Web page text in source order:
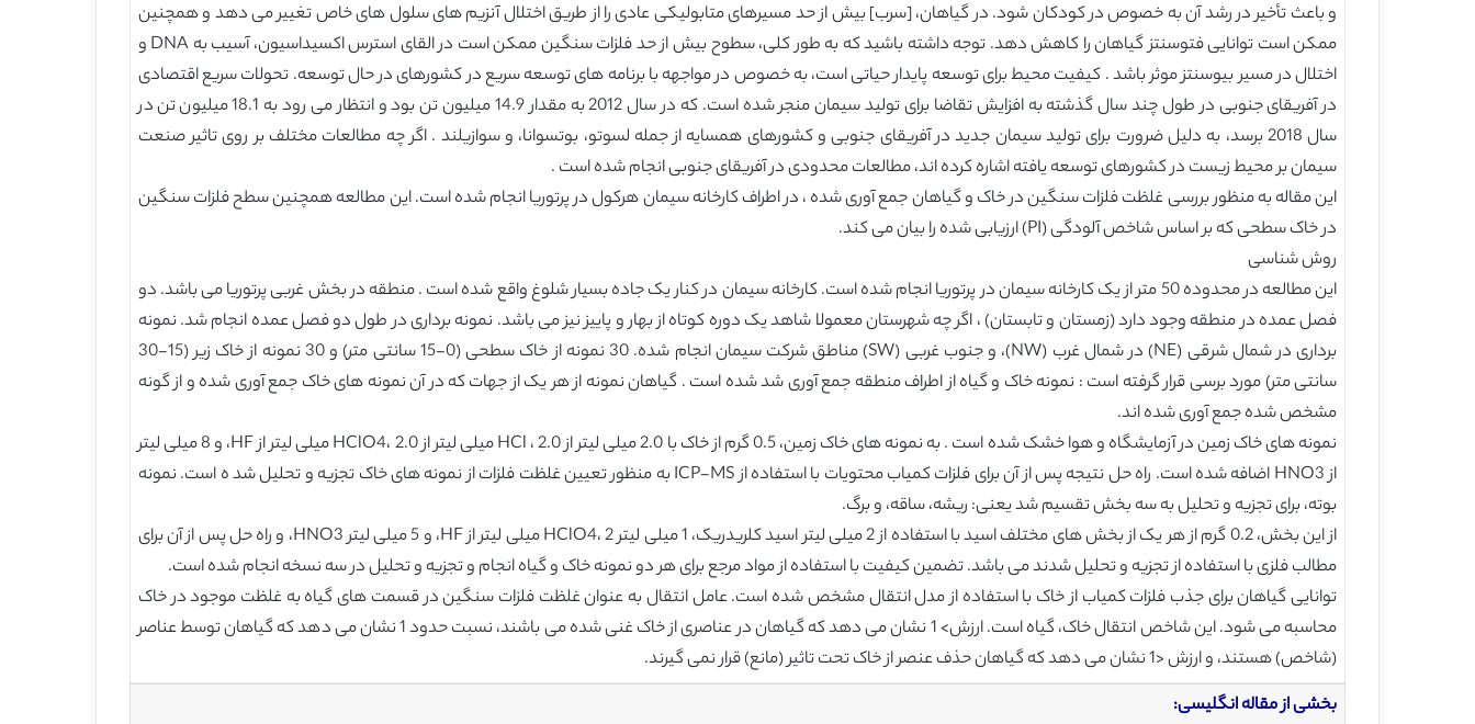
و باعث تأخیر در رشد آن به خصوص در کودکان شود. در گیاهان، [سرب] بیش از حد مسیرهای متابولیکی عادی را از طریق اختلال آنزیم های سلول های خاص تغییر می دهد و همچنین
ممکن است توانایی فتوسنتز گیاهان را کاهش دهد. توجه داشته باشید که به طور کلی، سطوح بیش از حد فلزات سنگین ممکن است در القای استرس اکسیداسیون، آسیب به DNA و
اختلال در مسیر بیوسنتز موثر باشد . کیفیت محیط برای توسعه پایدار حیاتی است، به خصوص در مواجهه با برنامه های توسعه سریع در کشورهای در حال توسعه. تحولات سریع اقتصادی
در آفریقای جنوبی در طول چند سال گذشته به افزایش تقاضا برای تولید سیمان منجر شده است. که در سال 2012 به مقدار 14.9 میلیون تن بود و انتظار می رود به 18.1 میلیون تن در
سال 2018 برسد، به دلیل ضرورت برای تولید سیمان جدید در آفریقای جنوبی و کشورهای همسایه از جمله لسوتو، بوتسوانا، و سوازیلند . اگر چه مطالعات مختلف بر روی تاثیر صنعت
سیمان بر محیط زیست در کشورهای توسعه یافته اشاره کرده اند، مطالعات محدودی در آفریقای جنوبی انجام شده است .
این مقاله به منظور بررسی غلظت فلزات سنگین در خاک و گیاهان جمع آوری شده ، در اطراف کارخانه سیمان هرکول در پرتوریا انجام شده است. این مطالعه همچنین سطح فلزات سنگین
در خاک سطحی که بر اساس شاخص آلودگی (PI) ارزیابی شده را بیان می کند.
روش شناسی
این مطالعه در محدوده 50 متر از یک کارخانه سیمان در پرتوریا انجام شده است. کارخانه سیمان در کنار یک جاده بسیار شلوغ واقع شده است . منطقه در بخش غربی پرتوریا می باشد. دو
فصل عمده در منطقه وجود دارد (زمستان و تابستان) ، اگر چه شهرستان معمولا شاهد یک دوره کوتاه از بهار و پاییز نیز می باشد. نمونه برداری در طول دو فصل عمده انجام شد. نمونه
برداری در شمال شرقی (NE) در شمال غرب (NW)، و جنوب غربی (SW) مناطق شرکت سیمان انجام شده. 30 نمونه از خاک سطحی (0-15 سانتی متر) و 30 نمونه از خاک زیر (15-30
سانتی متر) مورد برسی قرار گرفته است : نمونه خاک و گیاه از اطراف منطقه جمع آوری شد شده است . گیاهان نمونه از هر یک از جهات که در آن نمونه های خاک جمع آوری شده و از گونه
مشخص شده جمع آوری شده اند.
نمونه های خاک زمین در آزمایشگاه و هوا خشک شده است . به نمونه های خاک زمین، 0.5 گرم از خاک با 2.0 میلی لیتر از HCl ، 2.0 میلی لیتر از HClO4، 2.0 میلی لیتر از HF، و 8 میلی لیتر
از HNO3 اضافه شده است. راه حل نتیجه پس از آن برای فلزات کمیاب محتویات با استفاده از ICP-MS به منظور تعیین غلظت فلزات از نمونه های خاک تجزیه و تحلیل شد ه است. نمونه
بوته، برای تجزیه و تحلیل به سه بخش تقسیم شد یعنی: ریشه، ساقه، و برگ.
از این بخش، 0.2 گرم از هر یک از بخش های مختلف اسید با استفاده از 2 میلی لیتر اسید کلریدریک، 1 میلی لیتر HClO4، 2 میلی لیتر از HF، و 5 میلی لیتر HNO3، و راه حل پس از آن برای
مطالب فلزی با استفاده از تجزیه و تحلیل شدند می باشد. تضمین کیفیت با استفاده از مواد مرجع برای هر دو نمونه خاک و گیاه انجام و تجزیه و تحلیل در سه نسخه انجام شده است.
توانایی گیاهان برای جذب فلزات کمیاب از خاک با استفاده از مدل انتقال مشخص شده است. عامل انتقال به عنوان غلظت فلزات سنگین در قسمت های گیاه به غلظت موجود در خاک
محاسبه می شود. این شاخص انتقال خاک، گیاه است. ارزش> 1 نشان می دهد که گیاهان در عناصری از خاک غنی شده می باشند، نسبت حدود 1 نشان می دهد که گیاهان توسط عناصر
(شاخص) هستند، و ارزش <1 نشان می دهد که گیاهان حذف عنصر از خاک تحت تاثیر (مانع) قرار نمی گیرند.
بخشی از مقاله انگلیسی: